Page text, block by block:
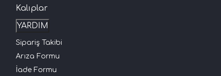
Kalıplar
YARDIM
Sipariş Takibi
Arıza Formu
İade Formu